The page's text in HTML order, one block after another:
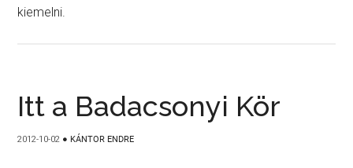
kiemelni.
Itt a Badacsonyi Kör
2012-10-02 ● KÁNTOR ENDRE